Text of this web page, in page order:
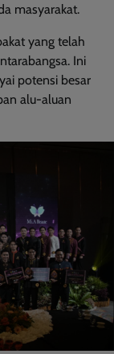
masyarakat.
yang telah
Ini
potensi besar
alu-aluan